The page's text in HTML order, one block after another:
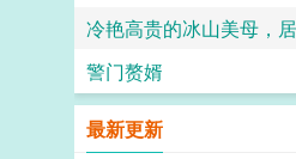
警门赘婿
最新更新